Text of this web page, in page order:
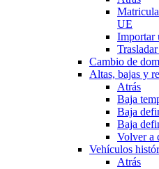
UE
Importar
Cambio de
Altas, bajas y
Atrás
Baja
Baja
Baja
Volver a
Vehículos
Atrás